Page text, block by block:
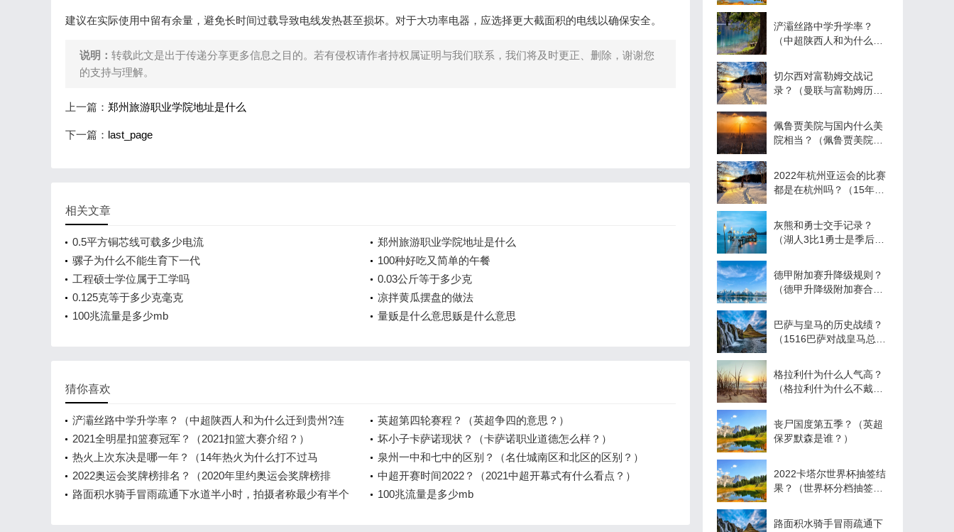
建议在实际使用中留有余量，避免长时间过载导致电线发热甚至损坏。对于大功率电器，应选择更大截面积的电线以确保安全。
说明： 转载此文是出于传递分享更多信息之目的。若有侵权请作者持权属证明与我们联系，我们将及时更正、删除，谢谢您
的支持与理解。
上一篇： 郑州旅游职业学院地址是什么
下一篇： last_page
相关文章
0.5平方铜芯线可载多少电流
郑州旅游职业学院地址是什么
骡子为什么不能生育下一代
100种好吃又简单的午餐
工程硕士学位属于工学吗
0.03公斤等于多少克
0.125克等于多少克毫克
凉拌黄瓜摆盘的做法
100兆流量是多少mb
量贩是什么意思贩是什么意思
猜你喜欢
浐灞丝路中学升学率？（中超陕西人和为什么迁到贵州?连
队标也改了？）
英超第四轮赛程？（英超争四的意思？）
2021全明星扣篮赛冠军？（2021扣篮大赛介绍？）
坏小子卡萨诺现状？（卡萨诺职业道德怎么样？）
热火上次东决是哪一年？（14年热火为什么打不过马
刺？）
泉州一中和七中的区别？（名仕城南区和北区的区别？）
2022奥运会奖牌榜排名？（2020年里约奥运会奖牌榜排
名？）
中超开赛时间2022？（2021中超开幕式有什么看点？）
路面积水骑手冒雨疏通下水道半小时，拍摄者称最少有半个
100兆流量是多少mb
浐灞丝路中学升学率？
（中超陕西人和为什么迁
切尔西对富勒姆交战记
录？（曼联与富勒姆历史
佩鲁贾美院与国内什么美
院相当？（佩鲁贾美院与
2022年杭州亚运会的比赛
都是在杭州吗？（15年亚
灰熊和勇士交手记录？
（湖人3比1勇士是季后赛
德甲附加赛升降级规则？
（德甲升降级附加赛合理
巴萨与皇马的历史战绩？
（1516巴萨对战皇马总战
格拉利什为什么人气高？
（格拉利什为什么不戴护
丧尸国度第五季？（英超
保罗默森是谁？）
2022卡塔尔世界杯抽签结
果？（世界杯分档抽签规
路面积水骑手冒雨疏通下